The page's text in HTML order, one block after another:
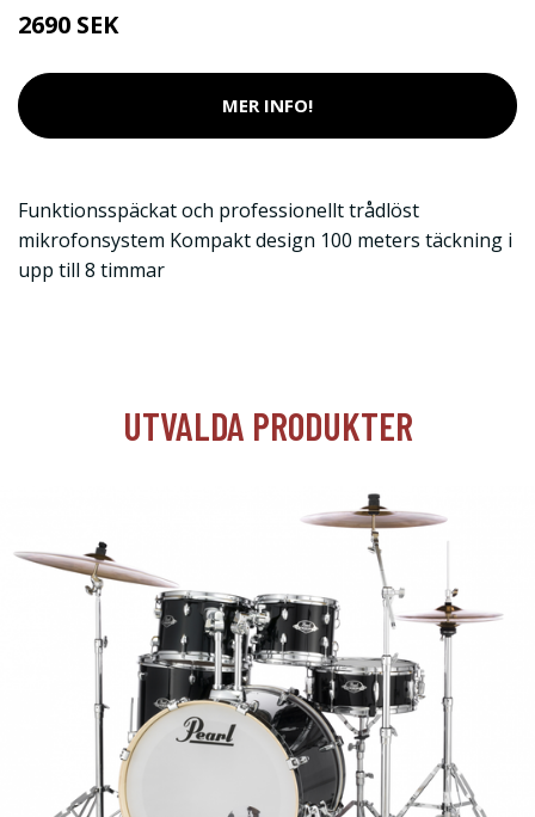
2690 SEK
MER INFO!
Funktionsspäckat och professionellt trådlöst
mikrofonsystem Kompakt design 100 meters täckning i
upp till 8 timmar
UTVALDA PRODUKTER